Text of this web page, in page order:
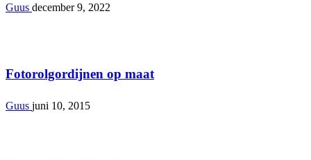
Guus december 9, 2022
Fotorolgordijnen op maat
Guus juni 10, 2015